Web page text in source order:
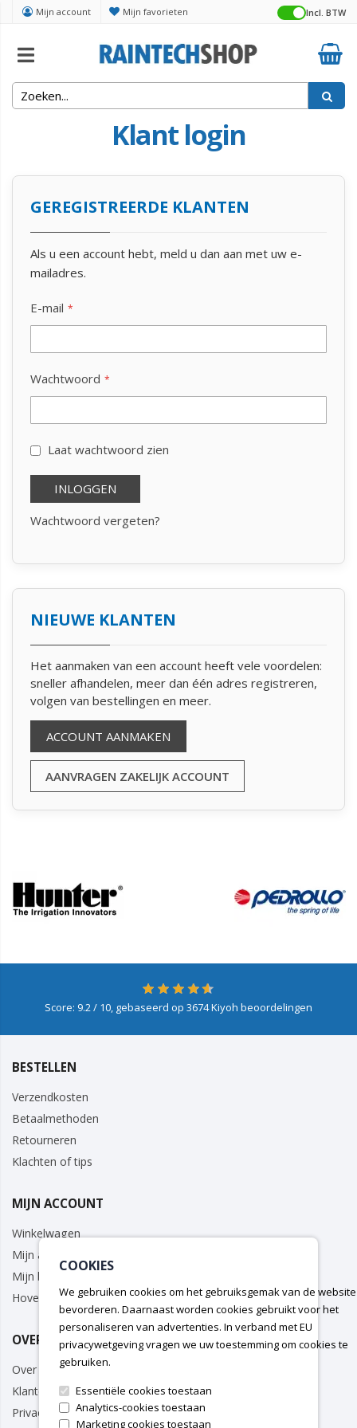
Mijn account Mijn favorieten Incl. BTW
Klant login
GEREGISTREERDE KLANTEN
Als u een account hebt, meld u dan aan met uw e-
mailadres.
E-mail
Wachtwoord
Laat wachtwoord zien
INLOGGEN
Wachtwoord vergeten?
NIEUWE KLANTEN
Het aanmaken van een account heeft vele voordelen:
sneller afhandelen, meer dan één adres registreren,
volgen van bestellingen en meer.
ACCOUNT AANMAKEN
AANVRAGEN ZAKELIJK ACCOUNT
Score: 9.2/ 10, gebaseerd op 3674Kiyoh beoordelingen
BESTELLEN
Verzendkosten
Betaalmethoden
Retourneren
Klachten of tips
MIJN ACCOUNT
Winkelwagen
Mijn account
Mijn bestellingen
Hovenier/Zakelijk
OVER ONS
Over ons
Klantenservice
Privacy Policy
COOKIES
We gebruiken cookies om het gebruiksgemak van de
bevorderen. Daarnaast worden cookies gebruikt voor het
personaliseren van advertenties. In verband met EU
privacywetgeving vragen we uw toestemming om cookies te
gebruiken.
Essentiële cookies toestaan
Marketing cookies toestaan
Analytics-cookies toestaan